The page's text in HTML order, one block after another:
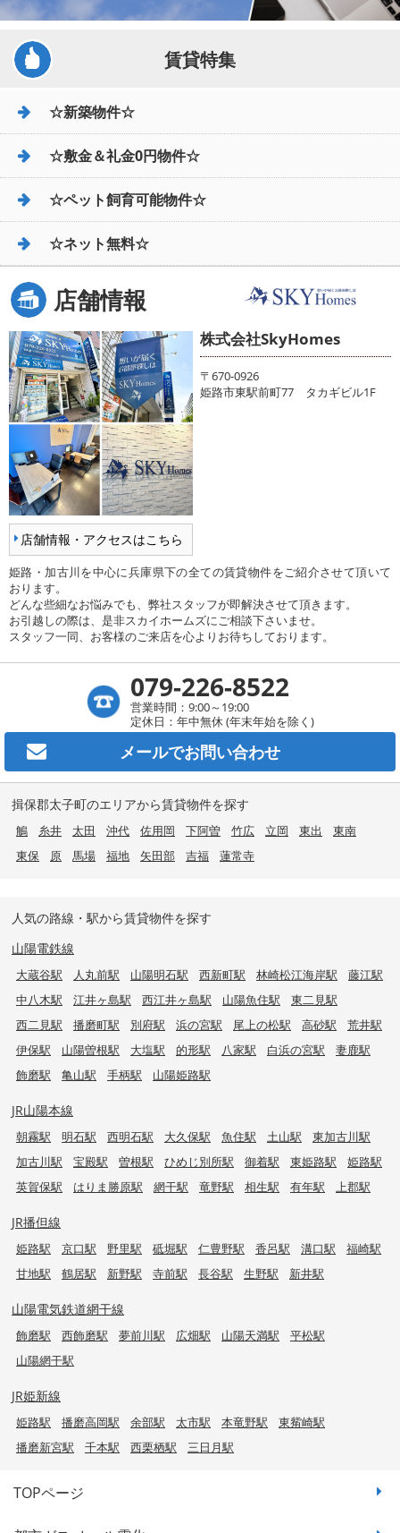
賃貸特集
☆新築物件☆
☆敷金＆礼金0円物件☆
☆ペット飼育可能物件☆
☆ネット無料☆
店舗情報
店舗情報・アクセスはこちら
株式会社SkyHomes
〒670-0926
姫路市東駅前町77 タカギビル1F
姫路・加古川を中心に兵庫県下の全ての賃貸物件をご紹介させて頂いて
おります。
どんな些細なお悩みでも、弊社スタッフが即解決させて頂きます。
お引越しの際は、是非スカイホームズにご相談下さいませ。
スタッフ一同、お客様のご来店を心よりお待ちしております。
079-226-8522
営業時間：9:00～19:00
定休日：年中無休 (年末年始を除く)
メールでお問い合わせ
揖保郡太子町のエリアから賃貸物件を探す
鵤 糸井 太田 沖代 佐用岡 下阿曽 竹広 立岡 東出
東南
東保
原 馬場 福地 矢田部 吉福 蓮常寺
人気の路線・駅から賃貸物件を探す
山陽電鉄線
大蔵谷駅 人丸前駅 山陽明石駅 西新町駅 林崎松江海岸駅
藤江駅
中八木駅
江井ヶ島駅 西江井ヶ島駅 山陽魚住駅
東二見駅
西二見駅
播磨町駅 別府駅 浜の宮駅 尾上の松駅 高砂駅
荒井駅
伊保駅
山陽曽根駅 大塩駅 的形駅 八家駅 白浜の宮駅
妻鹿駅
飾磨駅
亀山駅 手柄駅 山陽姫路駅
JR山陽本線
朝霧駅 明石駅 西明石駅 大久保駅 魚住駅 土山駅
東加古川駅
加古川駅
宝殿駅 曽根駅 ひめじ別所駅 御着駅 東姫路駅
姫路駅
英賀保駅
はりま勝原駅 網干駅 竜野駅 相生駅 有年駅 上郡駅
JR播但線
姫路駅 京口駅 野里駅 砥堀駅 仁豊野駅 香呂駅 溝口駅
福崎駅
甘地駅
鶴居駅 新野駅 寺前駅 長谷駅 生野駅 新井駅
山陽電気鉄道網干線
飾磨駅 西飾磨駅 夢前川駅 広畑駅 山陽天満駅
平松駅
山陽網干駅
JR姫新線
姫路駅 播磨高岡駅 余部駅 太市駅 本竜野駅
東觜崎駅
播磨新宮駅
千本駅 西栗栖駅 三日月駅
TOPページ